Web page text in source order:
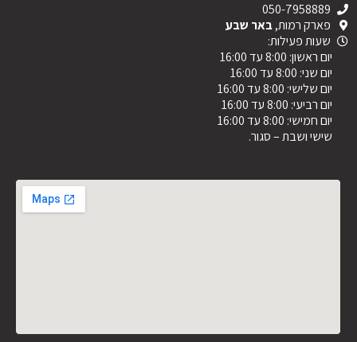
050-7958889
פארק רמות,באר שבע
שעות פעילות:
יום ראשון: 8:00 עד 16:00
יום שני: 8:00 עד 16:00
יום שלישי: 8:00 עד 16:00
יום רביעי: 8:00 עד 16:00
יום חמישי: 8:00 עד 16:00
שישי ושבת – סגור.